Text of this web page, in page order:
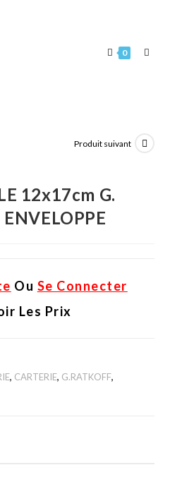
0
Produit suivant
12x17cm G.
Ou Se Connecter
Les Prix
, CARTERIE, G.RATKOFF,